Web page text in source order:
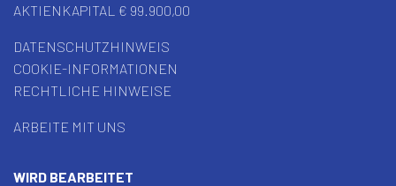
AKTIENKAPITAL € 99.900,00
DATENSCHUTZHINWEIS
COOKIE-INFORMATIONEN
RECHTLICHE HINWEISE
ARBEITE MIT UNS
WIRD BEARBEITET